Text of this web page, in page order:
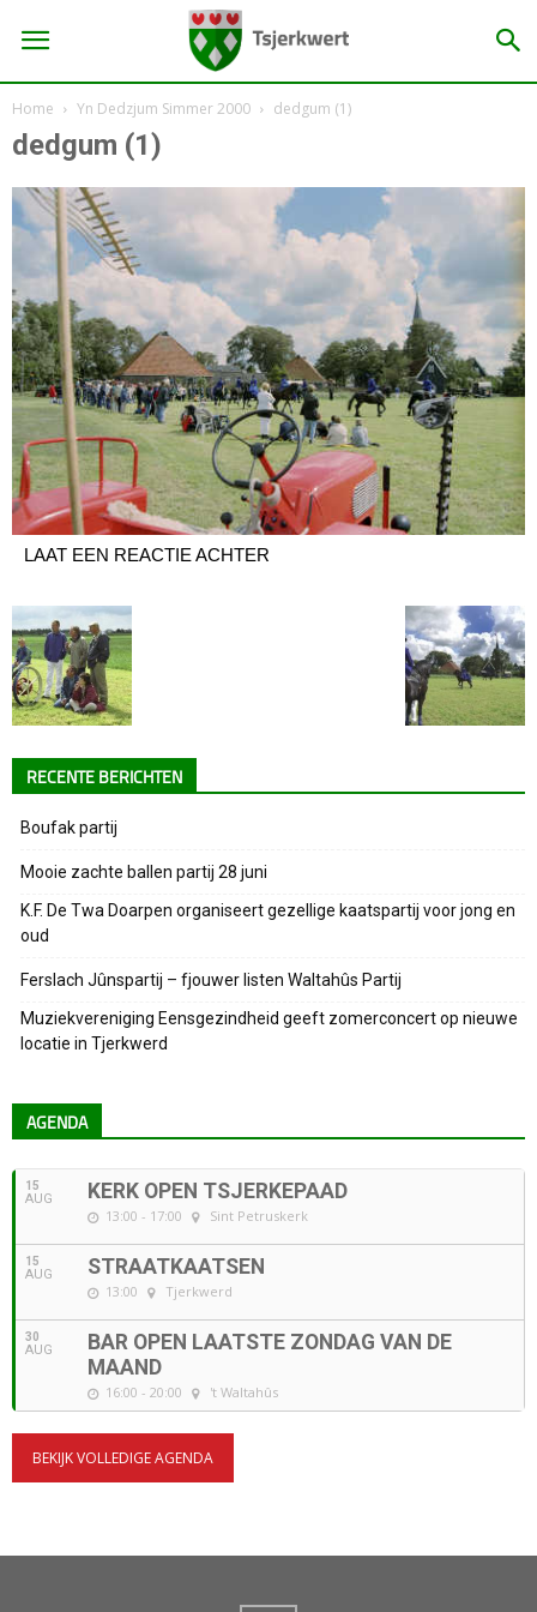
Home Yn Dedzjum Simmer 2000 dedgum (1)
dedgum (1)
LAAT EEN REACTIE ACHTER
RECENTE BERICHTEN
Boufak partij
Mooie zachte ballen partij 28 juni
K.F. De Twa Doarpen organiseert gezellige kaatspartij voor jong en
oud
Ferslach Jûnspartij – fjouwer listen Waltahûs Partij
Muziekvereniging Eensgezindheid geeft zomerconcert op nieuwe
locatie in Tjerkwerd
AGENDA
15
AUG KERK OPEN TSJERKEPAAD
13:00 - 17:00 Sint Petruskerk
15
AUG STRAATKAATSEN
13:00 Tjerkwerd
30
AUG
BAR OPEN LAATSTE ZONDAG VAN DE
MAAND
16:00 - 20:00 't Waltahûs
BEKIJK VOLLEDIGE AGENDA